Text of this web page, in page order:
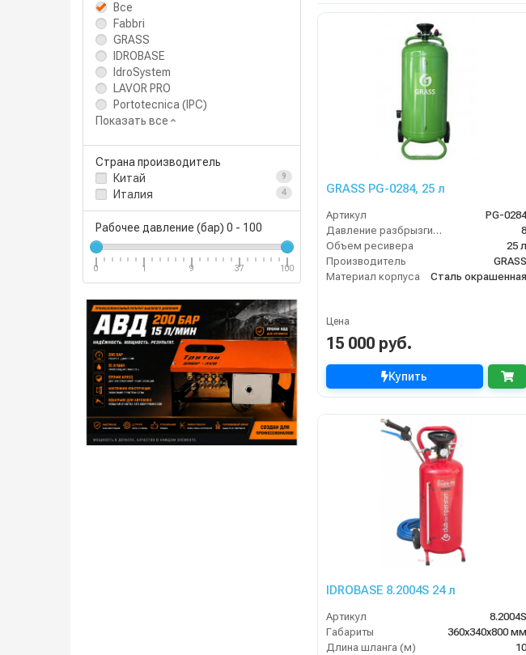
Все
Fabbri
GRASS
IDROBASE
IdroSystem
LAVOR PRO
Portotecnica (IPC)
Показать все
Страна производитель
Китай
9
Италия 4
Рабочее давление (бар) 0 - 100
0 1 9 37 100
GRASS PG-0284, 25 л
Артикул
PG-0284
Давление разбрызгивания (бар)
8
Объем ресивера
25 л
Производитель
GRASS
Материал корпуса
Сталь окрашенная
Цена
15 000 руб.
Купить
IDROBASE 8.2004S 24 л
Артикул
8.2004S
Габариты
360х340х800 мм
Длина шланга (м)
10